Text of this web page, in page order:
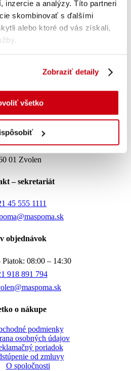
inzercie a analýzy. Títo partneri
skombinovať s ďalšími
alebo ktoré od vás získali,
Zobraziť detaily
všetko
Koreninár
Kontakt
spol. s r.o.
8/955,
01 Zvolen
– sekretariát
45 555 1111
objednávok
Piatok: 08:00 – 14:30
918 891 794
o nákupe
podmienky
osobných údajov
poriadok
od zmluvy
O spoločnosti